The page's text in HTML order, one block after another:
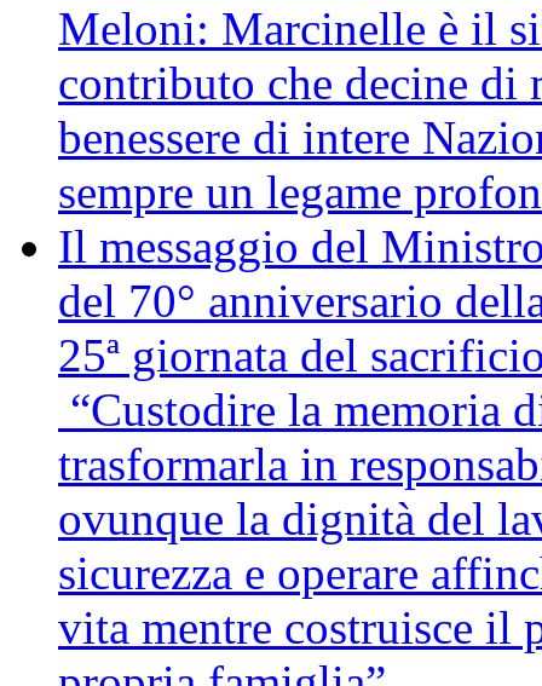
Meloni: Marcinelle è il
contributo che decine
benessere di intere
sempre un legame
Il messaggio del
del 70° anniversario
25ª giornata del
“Custodire la memoria
trasformarla in
ovunque la dignità del
sicurezza e operare
vita mentre costruisce il